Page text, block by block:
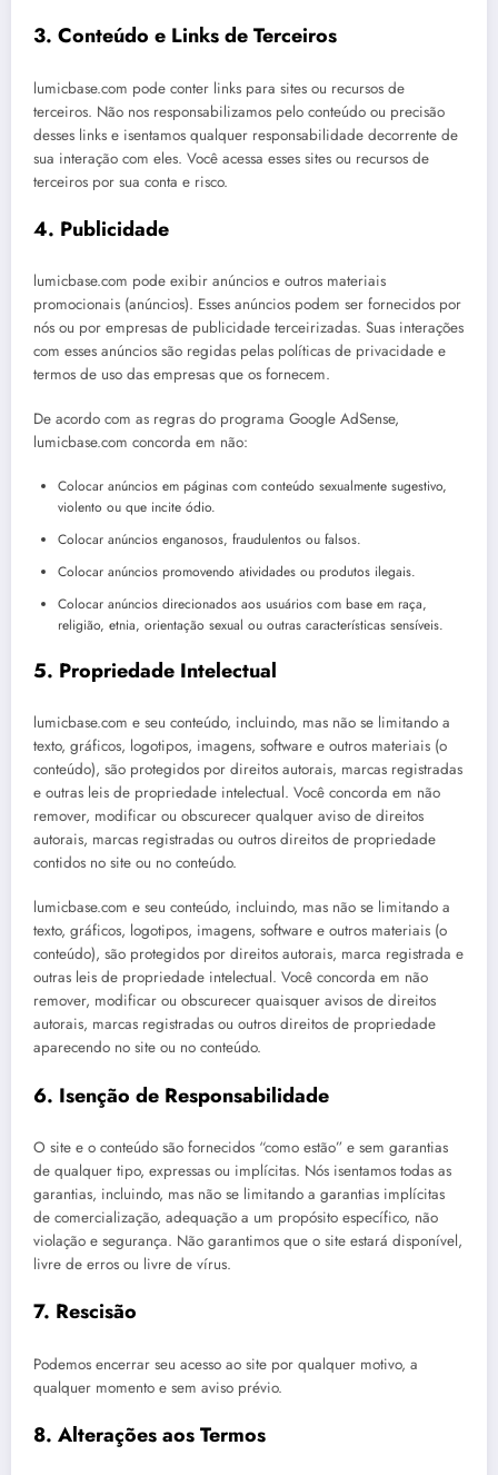
3. Conteúdo e Links de Terceiros
lumicbase.com pode conter links para sites ou recursos de
terceiros. Não nos responsabilizamos pelo conteúdo ou precisão
desses links e isentamos qualquer responsabilidade decorrente de
sua interação com eles. Você acessa esses sites ou recursos de
terceiros por sua conta e risco.
4. Publicidade
lumicbase.com pode exibir anúncios e outros materiais
promocionais (anúncios). Esses anúncios podem ser fornecidos por
nós ou por empresas de publicidade terceirizadas. Suas interações
com esses anúncios são regidas pelas políticas de privacidade e
termos de uso das empresas que os fornecem.
De acordo com as regras do programa Google AdSense,
lumicbase.com concorda em não:
Colocar anúncios em páginas com conteúdo sexualmente sugestivo,
violento ou que incite ódio.
Colocar anúncios enganosos, fraudulentos ou falsos.
Colocar anúncios promovendo atividades ou produtos ilegais.
Colocar anúncios direcionados aos usuários com base em raça,
religião, etnia, orientação sexual ou outras características sensíveis.
5. Propriedade Intelectual
lumicbase.com e seu conteúdo, incluindo, mas não se limitando a
texto, gráficos, logotipos, imagens, software e outros materiais (o
conteúdo), são protegidos por direitos autorais, marcas registradas
e outras leis de propriedade intelectual. Você concorda em não
remover, modificar ou obscurecer qualquer aviso de direitos
autorais, marcas registradas ou outros direitos de propriedade
contidos no site ou no conteúdo.
lumicbase.com e seu conteúdo, incluindo, mas não se limitando a
texto, gráficos, logotipos, imagens, software e outros materiais (o
conteúdo), são protegidos por direitos autorais, marca registrada e
outras leis de propriedade intelectual. Você concorda em não
remover, modificar ou obscurecer quaisquer avisos de direitos
autorais, marcas registradas ou outros direitos de propriedade
aparecendo no site ou no conteúdo.
6. Isenção de Responsabilidade
O site e o conteúdo são fornecidos “como estão” e sem garantias
de qualquer tipo, expressas ou implícitas. Nós isentamos todas as
garantias, incluindo, mas não se limitando a garantias implícitas
de comercialização, adequação a um propósito específico, não
violação e segurança. Não garantimos que o site estará disponível,
livre de erros ou livre de vírus.
7. Rescisão
Podemos encerrar seu acesso ao site por qualquer motivo, a
qualquer momento e sem aviso prévio.
8. Alterações aos Termos